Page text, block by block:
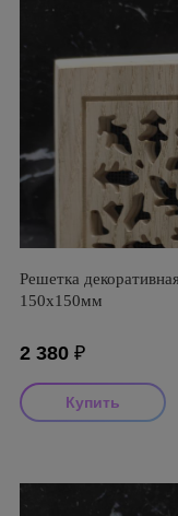
Решетка
150х150мм
2 380 ₽